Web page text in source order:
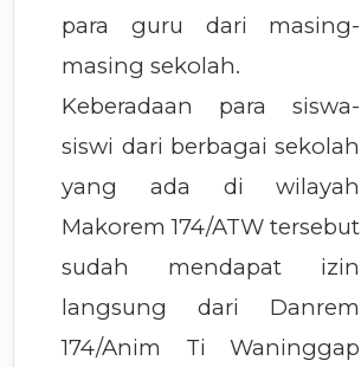
para guru dari masing-
masing sekolah.
Keberadaan para siswa-
siswi dari berbagai sekolah
yang ada di wilayah
Makorem 174/ATW tersebut
sudah mendapat izin
langsung dari Danrem
174/Anim Ti Waninggap